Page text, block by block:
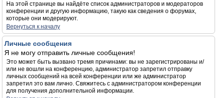
На этой странице вы найдёте список администраторов и модераторов
конференции и другую информацию, такую как сведения о форумах,
которые они модерируют.
Вернуться к началу
Личные сообщения
Я не могу отправить личные сообщения!
Это может быть вызвано тремя причинами: вы не зарегистрированы и/
или не вошли на конференцию, администратор запретил отправку
личных сообщений на всей конференции или же администратор
запретил это вам лично. Свяжитесь с администратором конференции
для получения дополнительной информации.